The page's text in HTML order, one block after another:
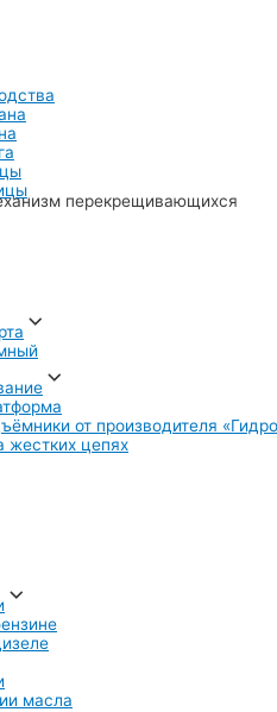
от производителя
жестких цепях
масла
перекрещивающихся